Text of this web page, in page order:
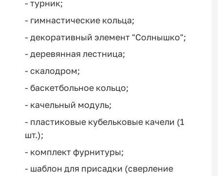
- турник;
- гимнастические кольца;
- декоративный элемент "Солнышко";
- деревянная лестница;
- скалодром;
- баскетбольное кольцо;
- качельный модуль;
- пластиковые кубельковые качели (1
шт.);
- комплект фурнитуры;
- шаблон для присадки (сверление